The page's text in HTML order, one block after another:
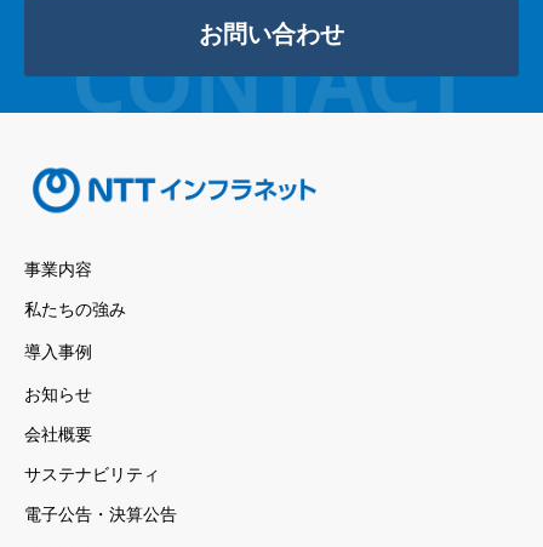
お問い合わせ
事業内容
私たちの強み
導入事例
お知らせ
会社概要
サステナビリティ
電子公告・決算公告